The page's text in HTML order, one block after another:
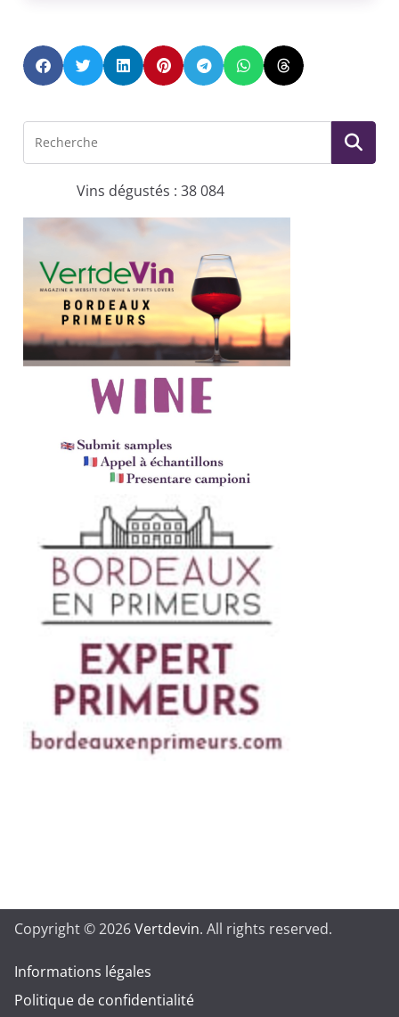
Vins dégustés : 38 084
Copyright © 2026Vertdevin. All rights reserved.
Informations légales
Politique de confidentialité